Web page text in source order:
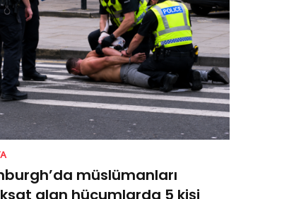
müslümanları
alan hücumlarda 5 kişi